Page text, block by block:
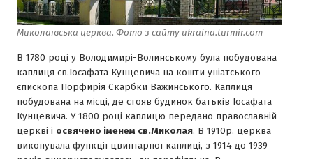
Миколаївська церква. Фото з сайту ukraina.turmir.com
В 1780 роцi у Володимирi-Волинському була побудована
каплиця св.Iосафата Кунцевича на кошти унiатського
єпископа Порфирiя Скарбки Важинського. Каплиця
побудована на мiсцi, де стояв будинок батькiв Iосафата
Кунцевича. У 1800 роцi каплицю передано православнiй
церквi i освячено iменем св.Миколая. В 1910р. церква
виконувала функцiї цвинтарної каплицi, з 1914 до 1939